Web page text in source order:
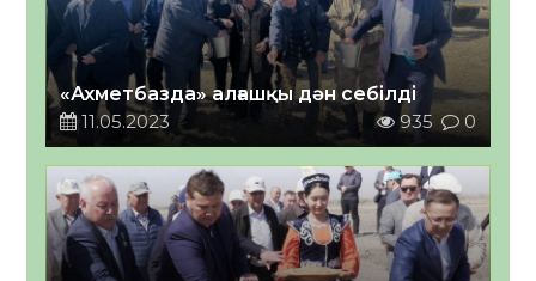
«Ахметбазда» алғашқы дән себілді
11.05.2023
935 0